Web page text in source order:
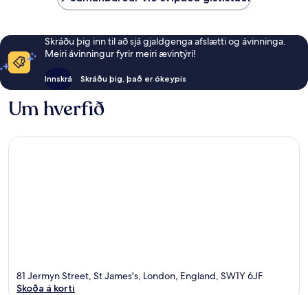
Skráðu þig inn til að sjá gjaldgenga afslætti og ávinninga.
Meiri ávinningur fyrir meiri ævintýri!
Innskrá Skráðu þig, það er ókeypis
Um hverfið
81 Jermyn Street, St James's, London, England, SW1Y 6JF
Skoða á korti